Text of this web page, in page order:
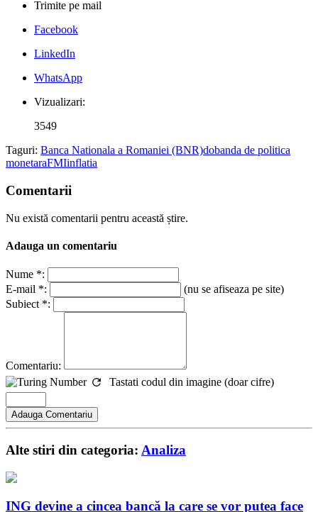
Trimite pe mail
Facebook
LinkedIn
WhatsApp
Vizualizari:
3549
Taguri: Banca Nationala a Romaniei (BNR)dobanda de politica
monetaraFMIinflatia
Comentarii
Nu există comentarii pentru această știre.
Adauga un comentariu
Nume *:
E-mail *:
(nu se afiseaza pe site)
Subiect *:
Comentariu:
Tastati codul din imagine (doar cifre)
Alte stiri din categoria: Analiza
ING devine a cincea bancă la care se vor putea face